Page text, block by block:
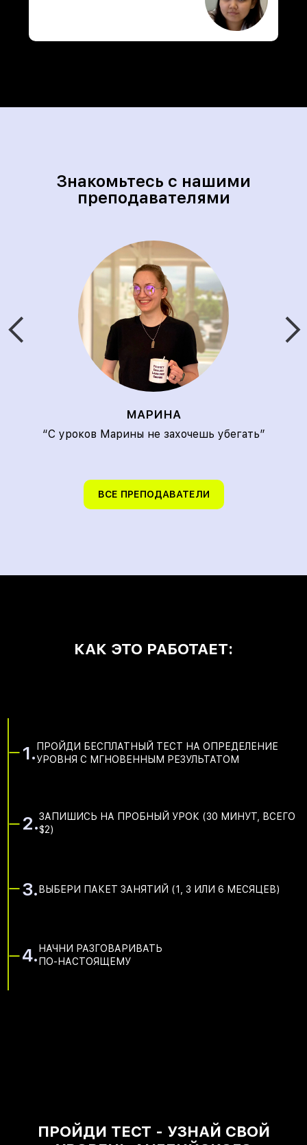
Знакомьтесь с нашими
преподавателями
МАРИНА
“С уроков Марины не захочешь убегать”
ВСЕ ПРЕПОДАВАТЕЛИ
КАК ЭТО РАБОТАЕТ:
1. ПРОЙДИ БЕСПЛАТНЫЙ ТЕСТ НА ОПРЕДЕЛЕНИЕ
УРОВНЯ С МГНОВЕННЫМ РЕЗУЛЬТАТОМ
2.ЗАПИШИСЬ НА ПРОБНЫЙ УРОК (30 МИНУТ, ВСЕГО
$2)
3.ВЫБЕРИ ПАКЕТ ЗАНЯТИЙ (1, 3 ИЛИ 6 МЕСЯЦЕВ)
4. НАЧНИ РАЗГОВАРИВАТЬ
ПО-НАСТОЯЩЕМУ
ПРОЙДИ ТЕСТ - УЗНАЙ СВОЙ